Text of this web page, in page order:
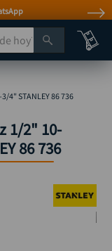
4" STANLEY 86 736
1/2" 10-
86 736